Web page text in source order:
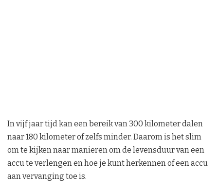
In vijf jaar tijd kan een bereik van 300 kilometer dalen
naar 180 kilometer of zelfs minder. Daarom is het slim
om te kijken naar manieren om de levensduur van een
accu te verlengen en hoe je kunt herkennen of een accu
aan vervanging toe is.